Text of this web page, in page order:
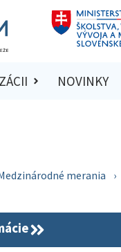
NOVINKY
merania ›